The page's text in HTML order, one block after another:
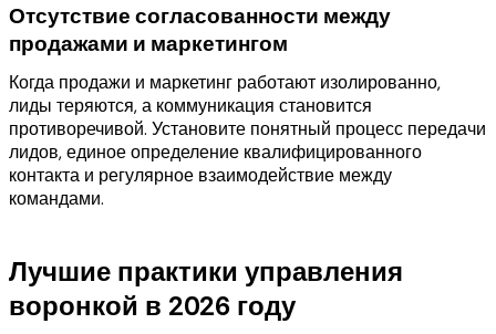
Отсутствие согласованности между
продажами и маркетингом
Когда продажи и маркетинг работают изолированно,
лиды теряются, а коммуникация становится
противоречивой. Установите понятный процесс передачи
лидов, единое определение квалифицированного
контакта и регулярное взаимодействие между
командами.
Лучшие практики управления
воронкой в 2026 году